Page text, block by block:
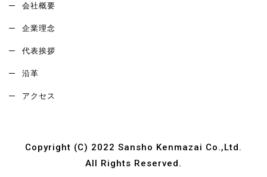
会社概要
企業理念
代表挨拶
沿革
アクセス
Copyright (C) 2022 Sansho Kenmazai Co.,Ltd.
All Rights Reserved.